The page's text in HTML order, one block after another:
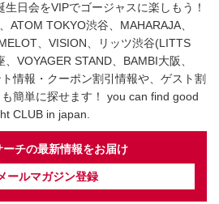
日会をVIPでゴージャスに楽しもう！
ATOM TOKYO渋谷、MAHARAJA、
、VISION、リッツ渋谷(LITTS
VOYAGER STAND、BAMBI大阪、
情報・クーポン割引情報や、ゲスト割
簡単に探せます！ you can find good
CLUB in japan.
ーチの最新情報をお届け
ールマガジン登録